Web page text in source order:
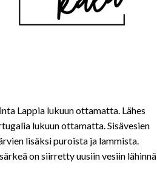
Lappia lukuun ottamatta. Lähes
lukuun ottamatta. Sisävesien
lisäksi puroista ja lammista.
on siirretty uusiin vesiin lähinnä